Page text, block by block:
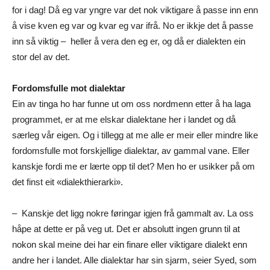
for i dag! Då eg var yngre var det nok viktigare å passe inn enn
å vise kven eg var og kvar eg var ifrå. No er ikkje det å passe
inn så viktig – heller å vera den eg er, og då er dialekten ein
stor del av det.
Fordomsfulle mot dialektar
Ein av tinga ho har funne ut om oss nordmenn etter å ha laga
programmet, er at me elskar dialektane her i landet og då
særleg vår eigen. Og i tillegg at me alle er meir eller mindre like
fordomsfulle mot forskjellige dialektar, av gammal vane. Eller
kanskje fordi me er lærte opp til det? Men ho er usikker på om
det finst eit «dialekthierarki».
– Kanskje det ligg nokre føringar igjen frå gammalt av. La oss
håpe at dette er på veg ut. Det er absolutt ingen grunn til at
nokon skal meine dei har ein finare eller viktigare dialekt enn
andre her i landet. Alle dialektar har sin sjarm, seier Syed, som